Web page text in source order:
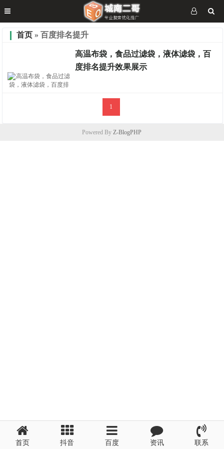
首页 » 百度排名提升
高温布袋，食品过滤袋，液体滤袋，百
度排名提升效果展示
1
Powered ByZ-BlogPHP
首页 抖音 百度 资讯 联系